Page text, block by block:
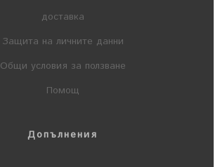
доставка
Защита на личните данни
Общи условия за ползване
Помощ
Допълнения